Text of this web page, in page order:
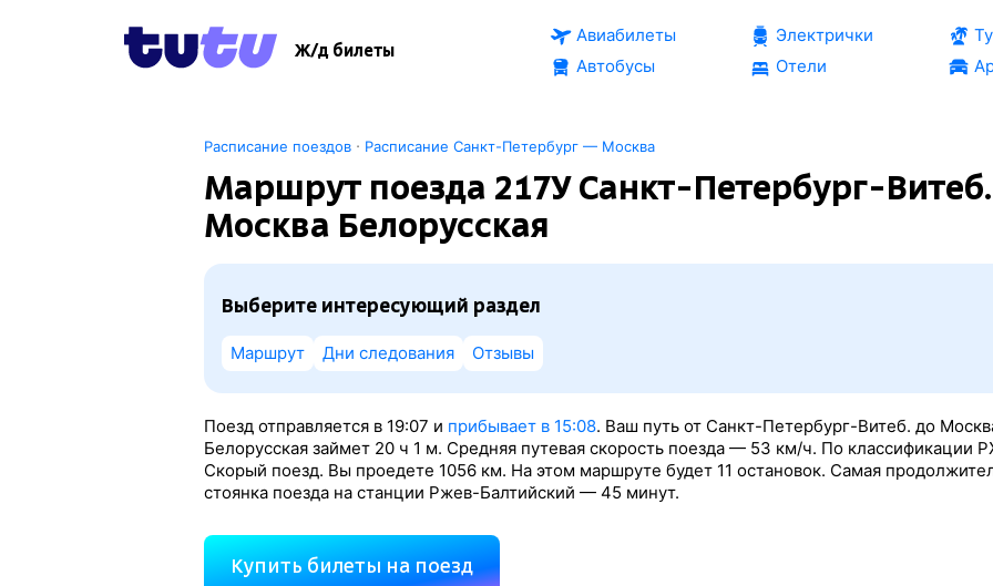
Ж/д билеты
Авиабилеты
Автобусы
Электрички
Отели
Расписание поездов· Расписание Санкт-Петербург — Москва
Маршрут поезда 217У Санкт-Петербург-
Москва Белорусская
Выберите интересующий раздел
Маршрут Дни следования Отзывы
Поезд отправляется в 19:07 и прибывает в 15:08. Ваш путь от Санкт-Петербург-Витеб. до
Белорусская займет 20 ч 1 м. Средняя путевая скорость поезда — 53 км/ч. По классификации
Скорый поезд. Вы проедете 1056 км. На этом маршруте будет 11 остановок. Самая
стоянка поезда на станции Ржев-Балтийский — 45 минут.
Купить билеты на поезд